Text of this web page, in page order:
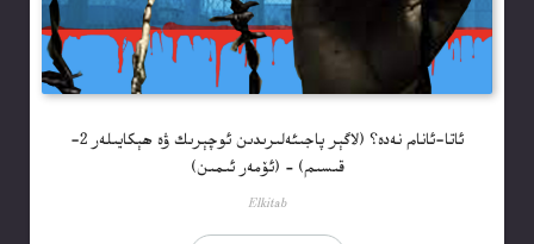
ئاتا-ئانام نەدە؟ (لاگېر پاجىئەلىرىدىن ئوچېرىك ۋە ھېكايىلەر 2-
قىسىم) – (ئۆمەر ئىمىن)
Elkitab